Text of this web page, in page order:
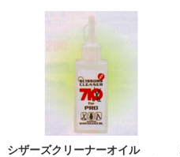
シザーズクリーナーオイル